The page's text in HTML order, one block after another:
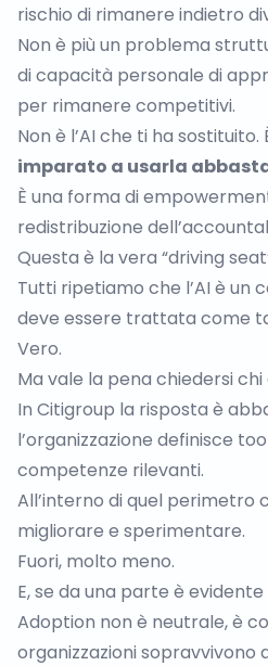
rischio di rimanere indietro
Non è più un problema
di capacità personale di
per rimanere competitivi.
Non è l’AI che ti ha sostituito.
imparato a usarla
È una forma di
redistribuzione
Questa è la vera “driving
Tutti ripetiamo che l’AI è un
deve essere trattata come
Vero.
Ma vale la pena chiedersi
In Citigroup la risposta è
l’organizzazione definisce
competenze rilevanti.
All’interno di quel perimetro
migliorare e sperimentare.
Fuori, molto meno.
E, se da una parte è
Adoption non è neutrale, è
organizzazioni sopravvivono